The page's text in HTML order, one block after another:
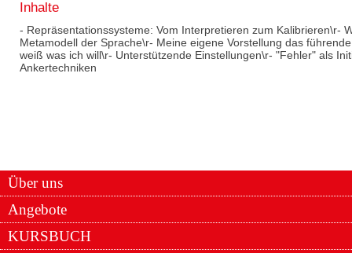
Inhalte
- Repräsentationssysteme: Vom Interpretieren zum Kalibrieren\r-
Metamodell der Sprache\r- Meine eigene Vorstellung das
weiß was ich will\r- Unterstützende Einstellungen\r- "Fehler" als
Ankertechniken
Über uns
Angebote
KURSBUCH